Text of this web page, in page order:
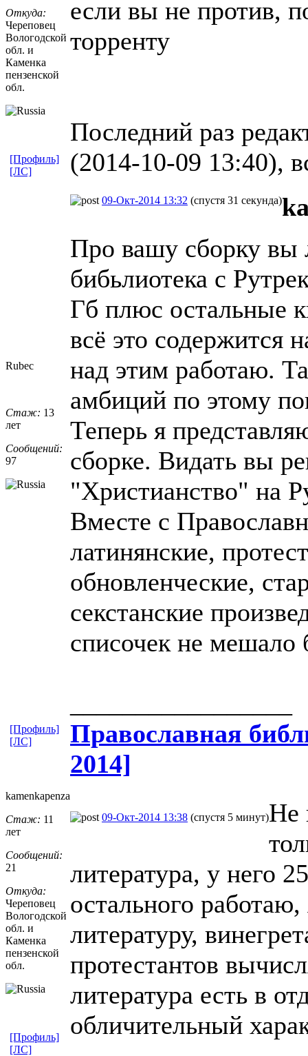
Откуда:
Череповец
Вологодской
обл. и
Каменка
пензенской
обл.
если вы не против,
торренту
Последний раз
(2014-10-09 13:40),
[Профиль]
[ЛС]
Rubec
Стаж: 13
лет
Сообщений:
97
09-Окт-2014 13:32 (спустя 31 секунда)
Про вашу сборку вы
бибьлиотека с
Гб плюс остальные
всё это содержится
над этим работаю.
амбиций по этому
Теперь я
сборке. Видать вы
"Христианство" на
Вместе с
латинянские,
обновленческие,
секстанские
списочек не мешало
Православная​
2014]
[Профиль]
[ЛС]
kamenkapenza
Стаж: 11
лет
Сообщений:
21
Откуда:
Череповец
Вологодской
обл. и
Каменка
пензенской
обл.
09-Окт-2014 13:38 (спустя 5 минут)Не
литература, у него
остального
литературу,
протестантов
литература есть в
обличительный
[Профиль]
[ЛС]